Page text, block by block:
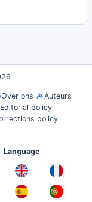
Over ons
Auteurs
Editorial policy
policy
Language